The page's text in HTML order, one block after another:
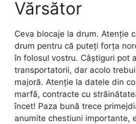
Vărsător
Ceva blocaje la drum. Atenție
drum pentru că puteți forța
în folosul vostru. Câștiguri pot
transportatorii, dar acolo
majoră. Atenție la datele din
marfă, contracte cu
încet! Paza bună trece
anumite chestiuni importante,